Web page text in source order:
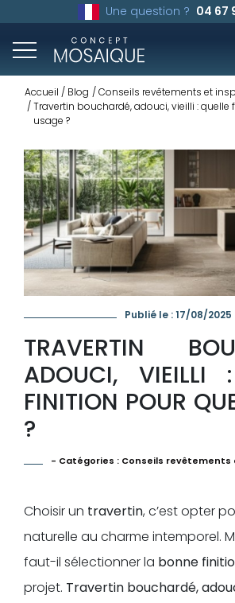
Une question ? 04 67
Accueil Blog
Conseils revêtements et
Travertin bouchardé, adouci, vieilli :
usage ?
Publié le : 17/08/2025
TRAVERTIN
ADOUCI, VIEILLI
FINITION POUR
?
- Catégories : Conseils
Choisir un travertin, c’est opter
naturelle au charme intemporel.
faut-il sélectionner la bonne
projet. Travertin bouchardé,